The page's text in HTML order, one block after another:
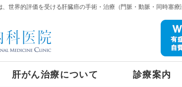
世界的評価を受ける肝臓癌の手術・治療（門脈・動脈・同時塞
肝がん治療について 診療案内